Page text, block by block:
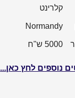
קלרינט
Normandy
5000 ש"ח
נוספים לחץ כאן...